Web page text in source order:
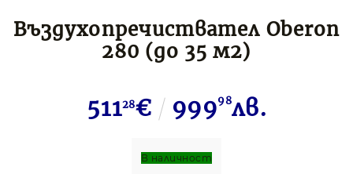
Въздухопречиствател Oberon
280 (до 35 м2)
51128€ 99998лв.
В наличност